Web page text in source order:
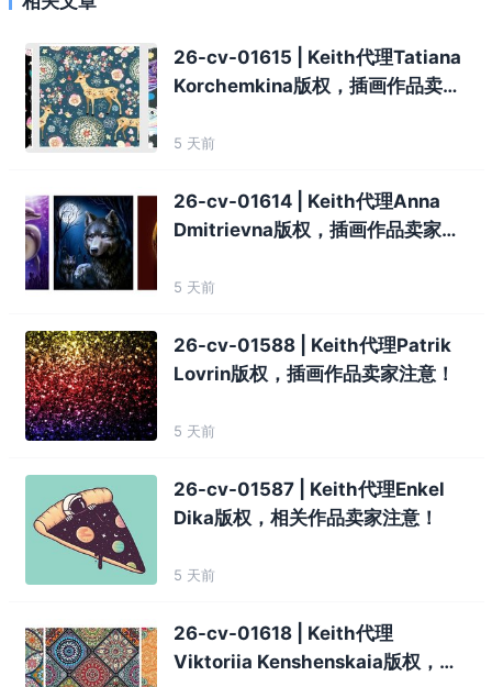
26-cv-01615 | Keith代理Tatiana
Korchemkina版权，插画作品卖家
5 天前
26-cv-01614 | Keith代理Anna
Dmitrievna版权，插画作品卖家注
5 天前
26-cv-01588 | Keith代理Patrik
Lovrin版权，插画作品卖家注意！
5 天前
26-cv-01587 | Keith代理Enkel
Dika版权，相关作品卖家注意！
5 天前
26-cv-01618 | Keith代理
Viktoriia Kenshenskaia版权，插